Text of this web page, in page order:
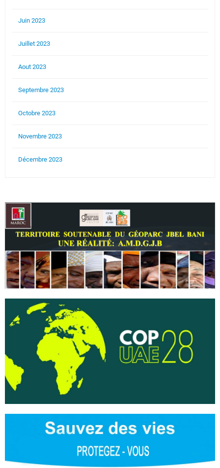
Juin 2023
Juillet 2023
Aout 2023
Septembre 2023
Octobre 2023
Novembre 2023
Décembre 2023